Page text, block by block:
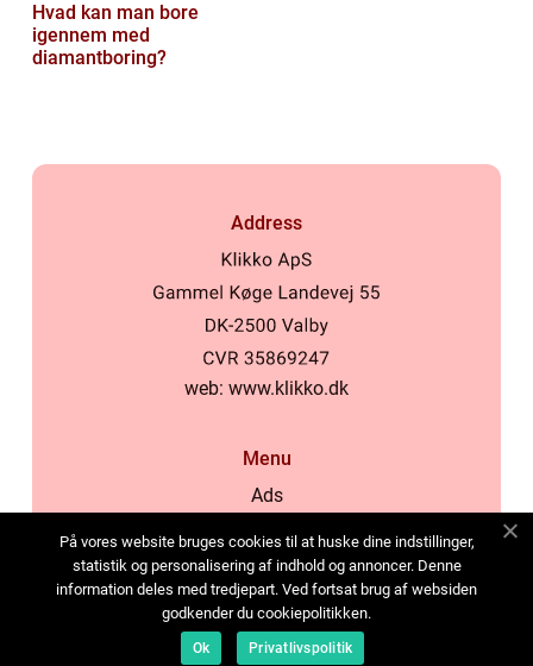
Hvad kan man bore
igennem med
diamantboring?
Address
web: www.klikko.dk
Menu
Ads
Cookies
Contact
Sitemap
På vores website bruges cookies til at huske dine indstillinger,
statistik og personalisering af indhold og annoncer. Denne
information deles med tredjepart. Ved fortsat brug af websiden
godkender du cookiepolitikken.
Ok Privatlivspolitik